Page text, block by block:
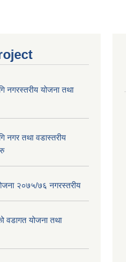
नगरस्तरीय योजना तथा
नगर तथा वडास्तरीय
२०७५/७६ नगरस्तरीय
वडागत योजना तथा